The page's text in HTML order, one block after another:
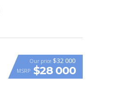
Our price $32 000
MSRP $28 000